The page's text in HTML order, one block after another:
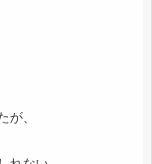
が、